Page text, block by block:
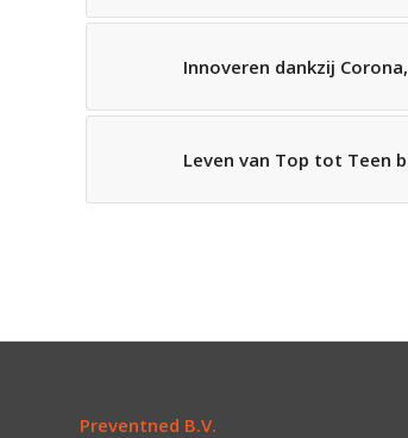
Innoveren dankzij
Leven van Top tot Teen
Preventned B.V.